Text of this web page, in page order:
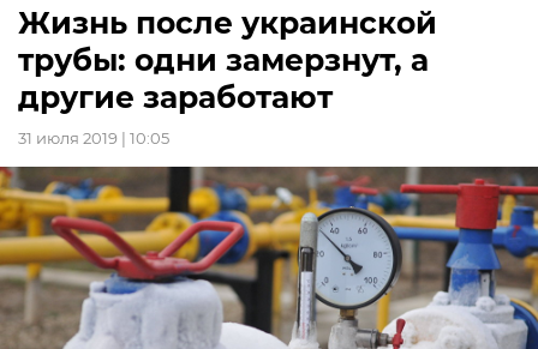
Жизнь после украинской
трубы: одни замерзнут, а
другие заработают
31 июля 2019 | 10:05